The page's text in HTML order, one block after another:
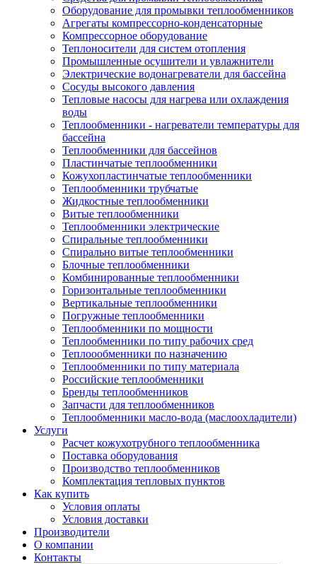
Оборудование для промывки теплообменников
Агрегаты компрессорно-конденсаторные
Компрессорное оборудование
Теплоносители для систем отопления
Промышленные осушители и увлажнители
Электрические водонагреватели для бассейна
Сосуды высокого давления
Тепловые насосы для нагрева или охлаждения
воды
Теплообменники - нагреватели температуры для
бассейна
Теплообменники для бассейнов
Пластинчатые теплообменники
Кожухопластинчатые теплообменники
Теплообменники трубчатые
Жидкостные теплообменники
Витые теплообменники
Теплообменники электрические
Спиральные теплообменники
Спирально витые теплообменники
Блочные теплообменники
Комбинированные теплообменники
Горизонтальные теплообменники
Вертикальные теплообменники
Погружные теплообменники
Теплообменники по мощности
Теплообменники по типу рабочих сред
Теплоообменники по назначению
Теплообменники по типу материала
Российские теплообменники
Бренды теплообменников
Запчасти для теплообменников
Теплообменники масло-вода (маслоохладители)
Услуги
Расчет кожухотрубного теплообменника
Поставка оборудования
Производство теплообменников
Комплектация тепловых пунктов
Как купить
Условия оплаты
Условия доставки
Производители
О компании
Контакты